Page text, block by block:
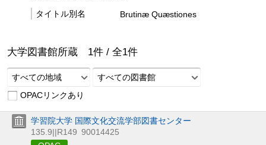
タイトル別名
Brutinæ Quæstiones
大学図書館所蔵 1件 / 全1件
すべての地域
すべての図書館
OPACリンクあり
学習院大学 国際文化交流学部図書センター
135.9||R149 90014425